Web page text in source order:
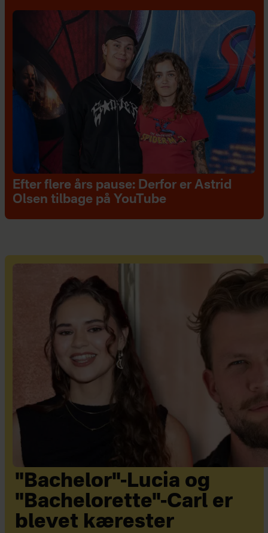
Efter flere års pause: Derfor er Astrid
Olsen tilbage på YouTube
"Bachelor"-Lucia og
"Bachelorette"-Carl er
blevet kærester